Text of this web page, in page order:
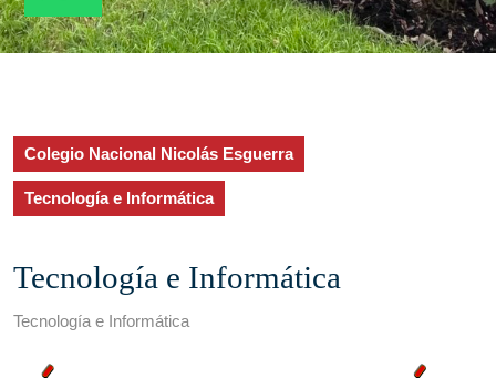
Colegio Nacional Nicolás Esguerra
Tecnología e Informática
Tecnología e Informática
Tecnología e Informática